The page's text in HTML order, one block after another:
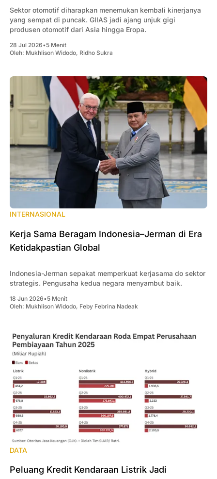
Sektor otomotif diharapkan menemukan kembali kinerjanya
yang sempat di puncak. GIIAS jadi ajang unjuk gigi
produsen otomotif dari Asia hingga Eropa.
28 Jul 2026•5 Menit
Oleh: Mukhlison Widodo, Ridho Sukra
INTERNASIONAL
Kerja Sama Beragam Indonesia–Jerman di Era
Ketidakpastian Global
Indonesia-Jerman sepakat memperkuat kerjasama do sektor
strategis. Pengusaha kedua negara menyambut baik.
18 Jun 2026•5 Menit
Oleh: Mukhlison Widodo, Feby Febrina Nadeak
DATA
Peluang Kredit Kendaraan Listrik Jadi